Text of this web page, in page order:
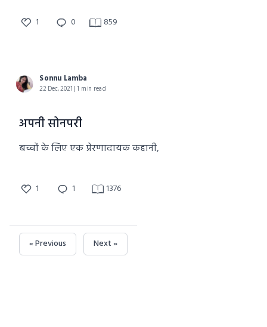
1 0 859
Sonnu Lamba
22 Dec, 2021 | 1 min read
अपनी सोनपरी
बच्चों के लिए एक प्रेरणादायक कहानी,
1 1 1376
« Previous Next »